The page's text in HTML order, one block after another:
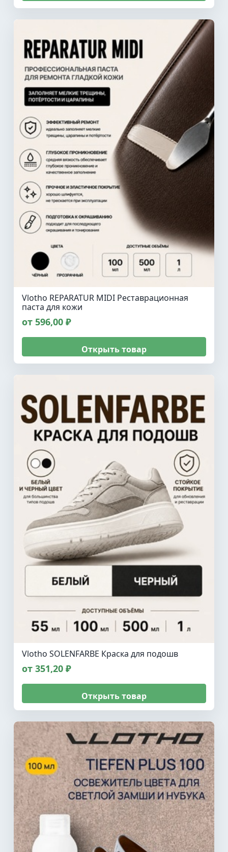
Vlotho REPARATUR MIDI Реставрационная
паста для кожи
от 596,00 ₽
Открыть товар
Vlotho SOLENFARBE Краска для подошв
от 351,20 ₽
Открыть товар